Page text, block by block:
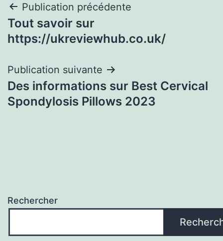
Navigation
de
Publication précédente
Tout savoir sur
https://ukreviewhub.co.uk/
Publication suivante
Des informations sur Best Cervical
Spondylosis Pillows 2023
Rechercher